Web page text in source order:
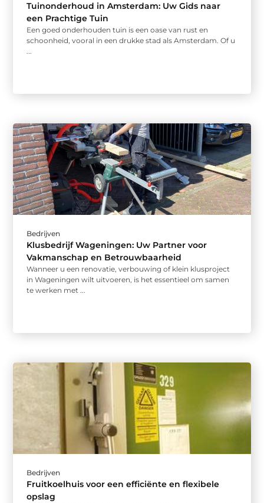
Tuinonderhoud in Amsterdam: Uw Gids naar
een Prachtige Tuin
Een goed onderhouden tuin is een oase van rust en
schoonheid, vooral in een drukke stad als Amsterdam. Of u
...
Bedrijven
Klusbedrijf Wageningen: Uw Partner voor
Vakmanschap en Betrouwbaarheid
Wanneer u een renovatie, verbouwing of klein klusproject
in Wageningen wilt uitvoeren, is het essentieel om samen
te werken met ...
Bedrijven
Fruitkoelhuis voor een efficiënte en flexibele
opslag